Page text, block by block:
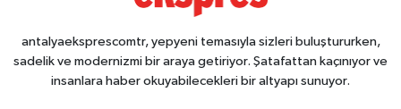
antalyaeksprescomtr, yepyeni temasıyla sizleri buluştururken,
sadelik ve modernizmi bir araya getiriyor. Şatafattan kaçınıyor ve
insanlara haber okuyabilecekleri bir altyapı sunuyor.